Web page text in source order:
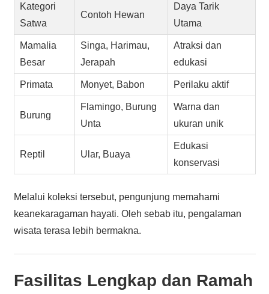
Kategori
Satwa
Contoh Hewan
Daya Tarik
Utama
Mamalia
Besar
Singa, Harimau,
Jerapah
Atraksi dan
edukasi
Primata Monyet, Babon Perilaku aktif
Burung
Flamingo, Burung
Unta
Warna dan
ukuran unik
Reptil Ular, Buaya
Edukasi
konservasi
Melalui koleksi tersebut, pengunjung memahami
keanekaragaman hayati. Oleh sebab itu, pengalaman
wisata terasa lebih bermakna.
Fasilitas Lengkap dan Ramah